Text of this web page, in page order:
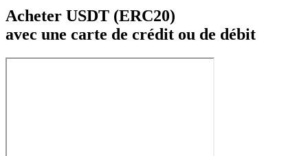
Acheter USDT (ERC20)
avec une carte de crédit ou de débit